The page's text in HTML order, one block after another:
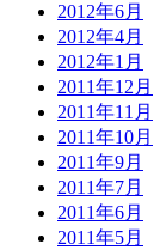
2012年6月
2012年4月
2012年1月
2011年12月
2011年11月
2011年10月
2011年9月
2011年7月
2011年6月
2011年5月